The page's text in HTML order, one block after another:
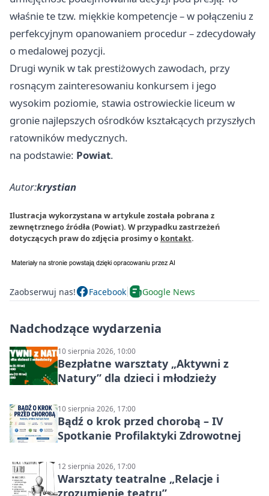
właśnie te tzw. miękkie kompetencje – w połączeniu z
perfekcyjnym opanowaniem procedur – zdecydowały
o medalowej pozycji.
Drugi wynik w tak prestiżowych zawodach, przy
rosnącym zainteresowaniu konkursem i jego
wysokim poziomie, stawia ostrowieckie liceum w
gronie najlepszych ośrodków kształcących przyszłych
ratowników medycznych.
na podstawie: Powiat.
Autor:krystian
Ilustracja wykorzystana w artykule została pobrana z
zewnętrznego źródła (Powiat). W przypadku zastrzeżeń
dotyczących praw do zdjęcia prosimy o kontakt.
Zaobserwuj nas! Facebook Google News
Nadchodzące wydarzenia
10 sierpnia 2026, 10:00
Bezpłatne warsztaty „Aktywni z
Natury” dla dzieci i młodzieży
10 sierpnia 2026, 17:00
Bądź o krok przed chorobą – IV
Spotkanie Profilaktyki Zdrowotnej
12 sierpnia 2026, 17:00
Warsztaty teatralne „Relacje i
zrozumienie teatru”